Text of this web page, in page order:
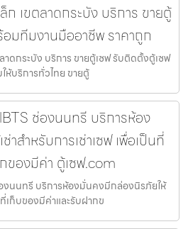
ก เขตลาดกระบัง บริการ ขายตู้
มทีมงานมืออาชีพ ราคาถูก
าดกระบัง บริการ ขายตู้เซฟ รับติดตั้งตู้เซฟ
บริการทั่วไทย ขายตู้
ช่องนนทรี บริการห้อง
สำหรับการเช่าเซฟ เพื่อเป็นที่
ของมีค่า ตู้เซฟ.com
นนทรี บริการห้องมั่นคงมีกล่องนิรภัยให้
ที่เก็บของมีค่าและรับฝากข